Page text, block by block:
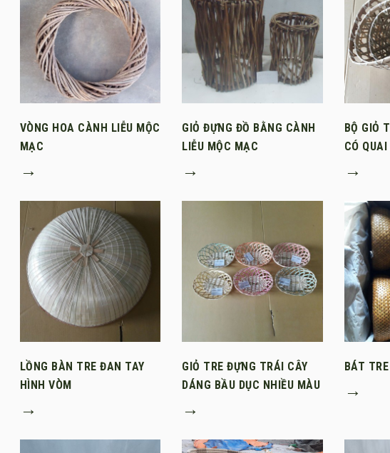
VÒNG HOA CÀNH LIỄU MỘC
MẠC
→
GIỎ ĐỰNG ĐỒ BẰNG CÀNH
LIỄU MỘC MẠC
→
BỘ GIỎ
CÓ QUAI
→
LỒNG BÀN TRE ĐAN TAY
HÌNH VÒM
→
GIỎ TRE ĐỰNG TRÁI CÂY
DÁNG BẦU DỤC NHIỀU MÀU
→
BÁT
→